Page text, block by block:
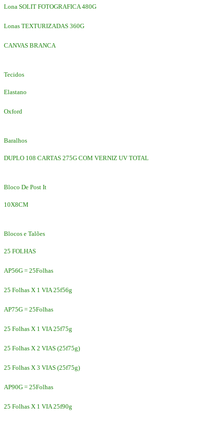
Lona SOLIT FOTOGRAFICA 480G
Lonas TEXTURIZADAS 360G
CANVAS BRANCA
Tecidos
Elastano
Oxford
Baralhos
DUPLO 108 CARTAS 275G COM VERNIZ UV TOTAL
Bloco De Post It
10X8CM
Blocos e Talões
25 FOLHAS
AP56G = 25Folhas
25 Folhas X 1 VIA 25f56g
AP75G = 25Folhas
25 Folhas X 1 VIA 25f75g
25 Folhas X 2 VIAS (25f75g)
25 Folhas X 3 VIAS (25f75g)
AP90G = 25Folhas
25 Folhas X 1 VIA 25f90g